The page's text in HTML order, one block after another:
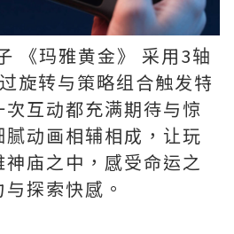
《玛雅黄金》 采用3轴
旋转与策略组合触发特
互动都充满期待与惊
动画相辅相成，让玩
庙之中，感受命运之
探索快感。